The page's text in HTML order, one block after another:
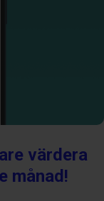
värdera
månad!